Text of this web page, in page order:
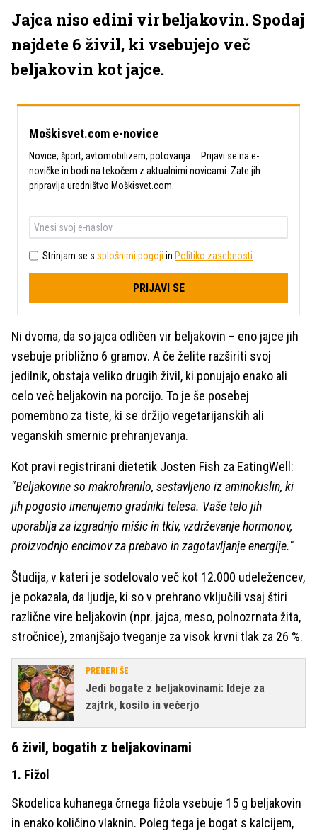
Jajca niso edini vir beljakovin. Spodaj
najdete 6 živil, ki vsebujejo več
beljakovin kot jajce.
Moškisvet.com e-novice
Novice, šport, avtomobilizem, potovanja ... Prijavi se na e-
novičke in bodi na tekočem z aktualnimi novicami. Zate jih
pripravlja uredništvo Moškisvet.com.
Strinjam se s splošnimi pogoji in Politiko zasebnosti
PRIJAVI SE
Ni dvoma, da so jajca odličen vir beljakovin – eno jajce jih
vsebuje približno 6 gramov. A če želite razširiti svoj
jedilnik, obstaja veliko drugih živil, ki ponujajo enako ali
celo več beljakovin na porcijo. To je še posebej
pomembno za tiste, ki se držijo vegetarijanskih ali
veganskih smernic prehranjevanja.
Kot pravi registrirani dietetik Josten Fish za EatingWell:
"Beljakovine so makrohranilo, sestavljeno iz aminokislin, ki
jih pogosto imenujemo gradniki telesa. Vaše telo jih
uporablja za izgradnjo mišic in tkiv, vzdrževanje hormonov,
proizvodnjo encimov za prebavo in zagotavljanje energije."
Študija, v kateri je sodelovalo več kot 12.000 udeležencev,
je pokazala, da ljudje, ki so v prehrano vključili vsaj štiri
različne vire beljakovin (npr. jajca, meso, polnozrnata žita,
stročnice), zmanjšajo tveganje za visok krvni tlak za 26 %.
PREBERI ŠE
Jedi bogate z beljakovinami: Ideje za
zajtrk, kosilo in večerjo
6 živil, bogatih z beljakovinami
1. Fižol
Skodelica kuhanega črnega fižola vsebuje 15 g beljakovin
in enako količino vlaknin. Poleg tega je bogat s kalcijem,